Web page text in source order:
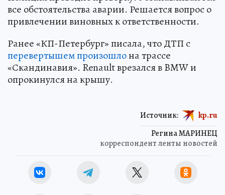
все обстоятельства аварии. Решается вопрос о
привлечении виновных к ответственности.
Ранее «КП-Петербург» писала, что ДТП с
перевертышем произошлона трассе
«Скандинавия». Renault врезался в BMW и
опрокинулся на крышу.
Регина МАРИНЕЦ
корреспондент ленты новостей
Источник: kp.ru